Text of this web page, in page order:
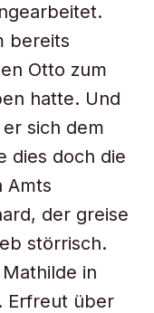
bereits
Otto zum
hatte. Und
sich dem
dies doch die
Amts
der greise
störrisch.
in
Erfreut über